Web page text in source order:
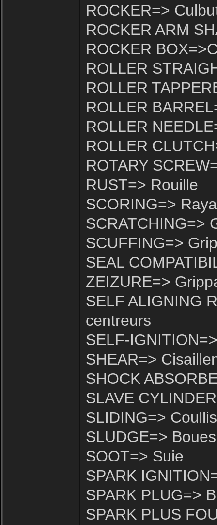
ROCKER=>
ROCKER ARM
ROCKER
ROLLER
ROLLER
ROLLER
ROLLER
ROLLER
ROTARY
RUST=> Rouille
SCORING=>
SCRATCHING=>
SCUFFING=>
SEAL
ZEIZURE=>
SELF ALIGNING
centreurs
SELF-
SHEAR=>
SHOCK
SLAVE
SLIDING=>
SLUDGE=> Boues
SOOT=> Suie
SPARK
SPARK PLUG=>
SPARK PLUS